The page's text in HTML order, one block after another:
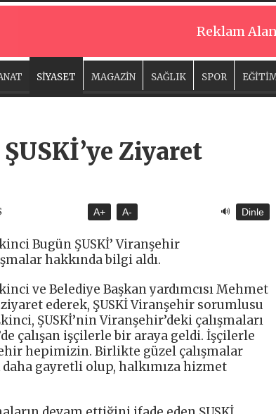
Reklam
SİYASET MAGAZİN SAĞLIK SPOR
Ziyaret
A+ A- 🔊 Dinle
Bugün ŞUSKİ’ Viranşehir
hakkında bilgi aldı.
ve Belediye Başkan yardımcısı Mehmet
ziyaret ederek, ŞUSKİ Viranşehir sorumlusu
ŞUSKİ’nin Viranşehir’deki çalışmaları
çalışan işçilerle bir araya geldi. İşçilerle
hepimizin. Birlikte güzel çalışmalar
daha gayretli olup, halkımıza hizmet